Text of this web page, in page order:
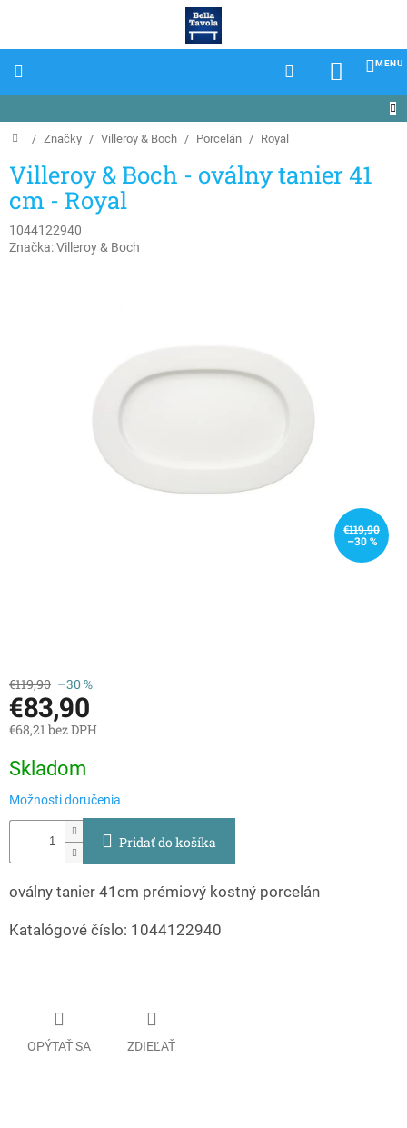
Domov
/ Značky / Villeroy & Boch / Porcelán / Royal
Villeroy & Boch - oválny tanier 41
cm - Royal
1044122940
Značka:Villeroy & Boch
€119,90
–30 %
€119,90 –30 %
€83,90
€68,21 bez DPH
cena:
Skladom
Možnosti doručenia
Pridať do košíka
oválny tanier 41cm prémiový kostný porcelán
Katalógové číslo: 1044122940
OPÝTAŤ SA ZDIEĽAŤ